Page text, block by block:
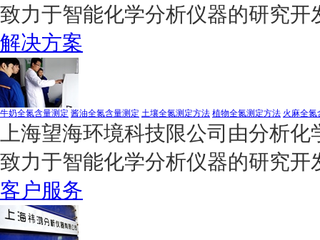
致力于智能化学分析仪器的研究开
解决方案
牛奶全氮含量测定 酱油全氮含量测定 土壤全氮测定方法 植物全氮测定方法 火麻全氮
上海望海环境科技限公司由分析
致力于智能化学分析仪器的研究开
客户服务